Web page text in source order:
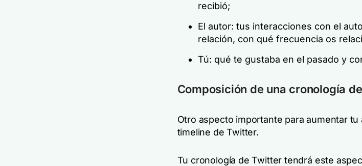
recibió;
El autor: tus interacciones con el
relación, con qué frecuencia os
Tú: qué te gustaba en el pasado y
Composición de una cronología
Otro aspecto importante para aumentar
timeline de Twitter.
Tu cronología de Twitter tendrá este